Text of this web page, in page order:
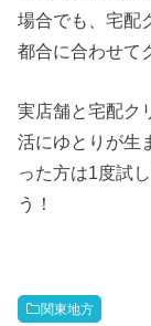
場合でも、宅配
都合に合わせて
実店舗と宅配ク
活にゆとりが生
った方は1度試
う！
関東地方